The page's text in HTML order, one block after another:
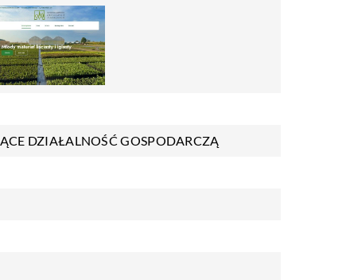
DZIAŁALNOŚĆ GOSPODARCZĄ